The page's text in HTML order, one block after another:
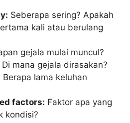
Seberapa sering? Apakah
kali atau berulang
gejala mulai muncul?
Di mana gejala dirasakan?
Berapa lama keluhan
factors: Faktor apa yang
kondisi?